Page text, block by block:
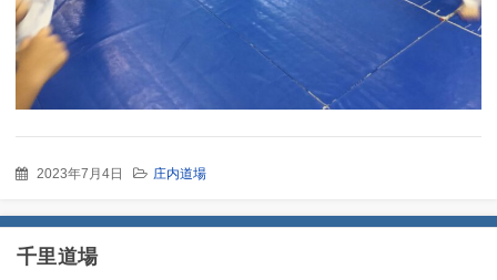
2023年7月4日 庄内道場
千里道場